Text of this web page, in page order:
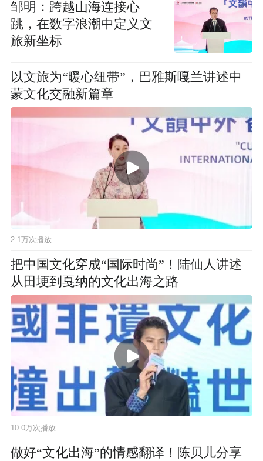
邹明：跨越山海连接心
跳，在数字浪潮中定义文
旅新坐标
以文旅为“暖心纽带”，巴雅斯嘎兰讲述中
蒙文化交融新篇章
2.1万次播放
把中国文化穿成“国际时尚”！陆仙人讲述
从田埂到戛纳的文化出海之路
10.0万次播放
做好“文化出海”的情感翻译！陈贝儿分享